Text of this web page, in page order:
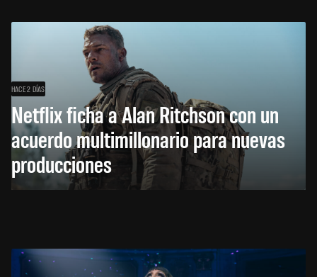
HACE 2 DÍAS
Netflix ficha a Alan Ritchson con un
acuerdo multimillonario para nuevas
producciones